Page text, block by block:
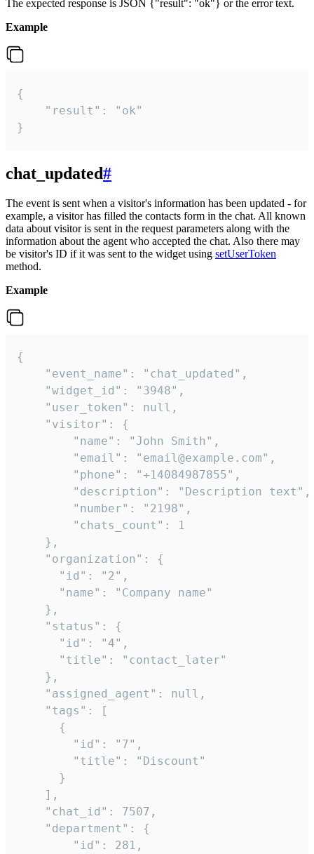
The expected response is JSON {"result": "ok"} or the error text.
Example
{
    "result": "ok"
}
chat_updated#
The event is sent when a visitor's information has been updated - for
example, a visitor has filled the contacts form in the chat. All known
data about visitor is sent in the request parameters along with the
information about the agent who accepted the chat. Also there may
be visitor's ID if it was sent to the widget using setUserToken
method.
Example
{
    "event_name": "chat_updated",
    "widget_id": "3948",
    "user_token": null,
    "visitor": {
        "name": "John Smith",
        "email": "email@example.com",
        "phone": "+14084987855",
        "description": "Description text",
        "number": "2198",
        "chats_count": 1
    },
    "organization": {
      "id": "2",
      "name": "Company name"
    },
    "status": {
      "id": "4",
      "title": "contact_later"
    },
    "assigned_agent": null,
    "tags": [
      {
        "id": "7",
        "title": "Discount"
      }
    ],
    "chat_id": 7507,
    "department": {
        "id": 281,